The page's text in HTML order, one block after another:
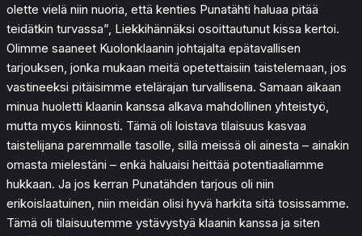
olette vielä niin nuoria, että kenties Punatähti haluaa pitää
teidätkin turvassa”, Liekkihännäksi osoittautunut kissa kertoi.
Olimme saaneet Kuolonklaanin johtajalta epätavallisen
tarjouksen, jonka mukaan meitä opetettaisiin taistelemaan, jos
vastineeksi pitäisimme etelärajan turvallisena. Samaan aikaan
minua huoletti klaanin kanssa alkava mahdollinen yhteistyö,
mutta myös kiinnosti. Tämä oli loistava tilaisuus kasvaa
taistelijana paremmalle tasolle, sillä meissä oli ainesta – ainakin
omasta mielestäni – enkä haluaisi heittää potentiaaliamme
hukkaan. Ja jos kerran Punatähden tarjous oli niin
erikoislaatuinen, niin meidän olisi hyvä harkita sitä tosissamme.
Tämä oli tilaisuutemme ystävystyä klaanin kanssa ja siten